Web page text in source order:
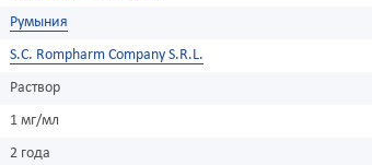
Румыния
S.C. Rompharm Company S.R.L.
Раствор
1 мг/мл
2 года